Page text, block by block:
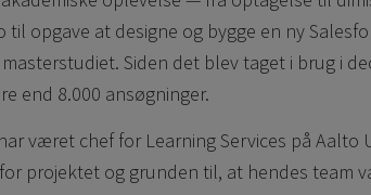
til opgave at designe og bygge en ny
Siden det blev taget i brug i
end 8.000 ansøgninger.
har været chef for Learning Services på Aalto
projektet og grunden til, at hendes team